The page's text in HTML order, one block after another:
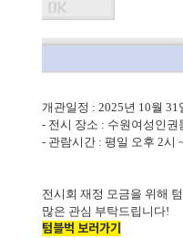
개관일정 : 2025년 10월 31
- 전시 장소 : 수원여성인
- 관람시간 : 평일 오후 2시
전시회 재정 모금을 위해
많은 관심 부탁드립니다!
텀블벅 보러가기